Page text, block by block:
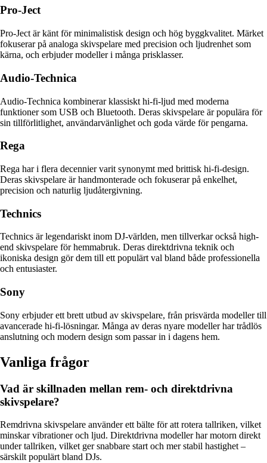
Pro-Ject
Pro-Ject är känt för minimalistisk design och hög byggkvalitet. Märket
fokuserar på analoga skivspelare med precision och ljudrenhet som
kärna, och erbjuder modeller i många prisklasser.
Audio-Technica
Audio-Technica kombinerar klassiskt hi-fi-ljud med moderna
funktioner som USB och Bluetooth. Deras skivspelare är populära för
sin tillförlitlighet, användarvänlighet och goda värde för pengarna.
Rega
Rega har i flera decennier varit synonymt med brittisk hi-fi-design.
Deras skivspelare är handmonterade och fokuserar på enkelhet,
precision och naturlig ljudåtergivning.
Technics
Technics är legendariskt inom DJ-världen, men tillverkar också high-
end skivspelare för hemmabruk. Deras direktdrivna teknik och
ikoniska design gör dem till ett populärt val bland både professionella
och entusiaster.
Sony
Sony erbjuder ett brett utbud av skivspelare, från prisvärda modeller till
avancerade hi-fi-lösningar. Många av deras nyare modeller har trådlös
anslutning och modern design som passar in i dagens hem.
Vanliga frågor
Vad är skillnaden mellan rem- och direktdrivna
skivspelare?
Remdrivna skivspelare använder ett bälte för att rotera tallriken, vilket
minskar vibrationer och ljud. Direktdrivna modeller har motorn direkt
under tallriken, vilket ger snabbare start och mer stabil hastighet –
särskilt populärt bland DJs.